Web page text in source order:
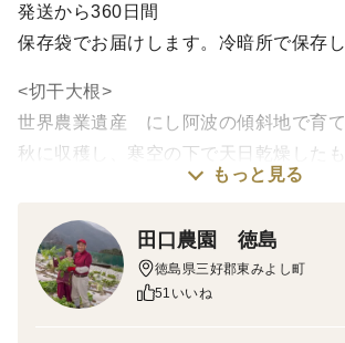
発送から360日間
保存袋でお届けします。冷暗所で保存
<切干大根>
世界農業遺産 にし阿波の傾斜地で育
秋に収穫し、寒空の下で天日乾燥したも
を摂取できます。
天日干しでうまみや栄養が凝縮され、
分、ビタミンB群などの含有量が増えま
もっと見る
田口農園 徳島
徳島県三好郡東みよし町
51いいね